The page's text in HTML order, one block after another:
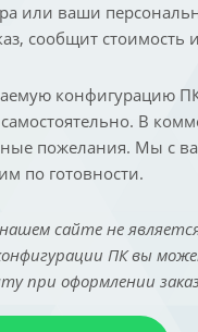
или ваши
сообщит стоимость
конфигурацию
В
пожелания. Мы с
по готовности.
сайте не
ПК вы
при оформлении